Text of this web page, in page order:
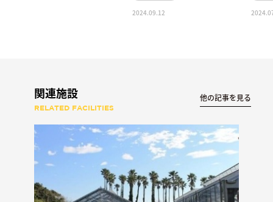
2024.09.12
関連施設
RELATED FACILITIES
他の記事を見る